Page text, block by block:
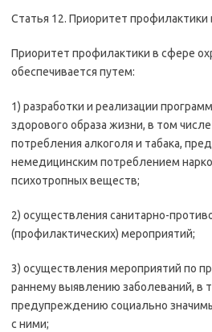
Статья 12. Приоритет
Приоритет профилактики в сфере
обеспечивается путем:
1) разработки и реализации
здорового образа жизни, в том
потребления алкоголя и табака,
немедицинским потреблением
психотропных веществ;
2) осуществления санитарно-
(профилактических) мероприятий;
3) осуществления мероприятий по
раннему выявлению заболеваний, в
предупреждению социально
с ними;